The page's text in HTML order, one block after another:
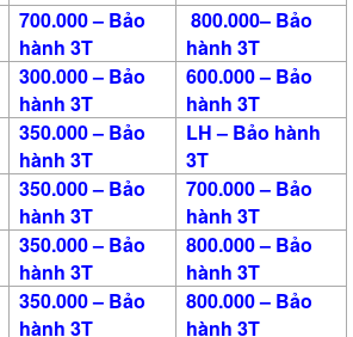
700.000 – Bảo
hành 3T
800.000– Bảo
hành 3T
300.000 – Bảo
hành 3T
600.000 – Bảo
hành 3T
350.000 – Bảo
hành 3T
LH – Bảo hành
3T
350.000 – Bảo
hành 3T
700.000 – Bảo
hành 3T
350.000 – Bảo
hành 3T
800.000 – Bảo
hành 3T
350.000 – Bảo
hành 3T
800.000 – Bảo
hành 3T